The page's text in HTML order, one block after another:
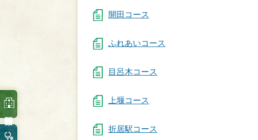
開田コース
ふれあいコース
目呂木コース
上堰コース
折居駅コース